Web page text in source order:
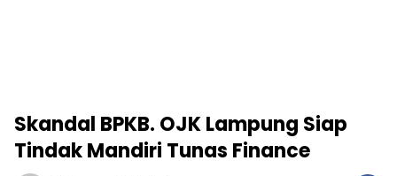
Skandal BPKB. OJK Lampung Siap
Tindak Mandiri Tunas Finance